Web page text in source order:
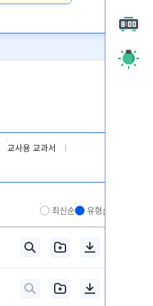
교사용 교과서
최신순 유형순
주목 시